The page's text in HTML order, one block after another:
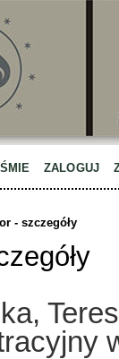
ZALOGUJ
- szczegóły